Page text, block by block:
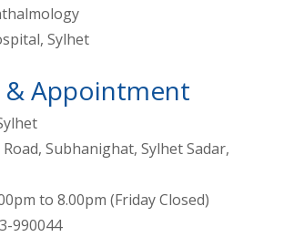
Sylhet
& Appointment
Subhanighat, Sylhet Sadar,
to 8.00pm (Friday Closed)
990044